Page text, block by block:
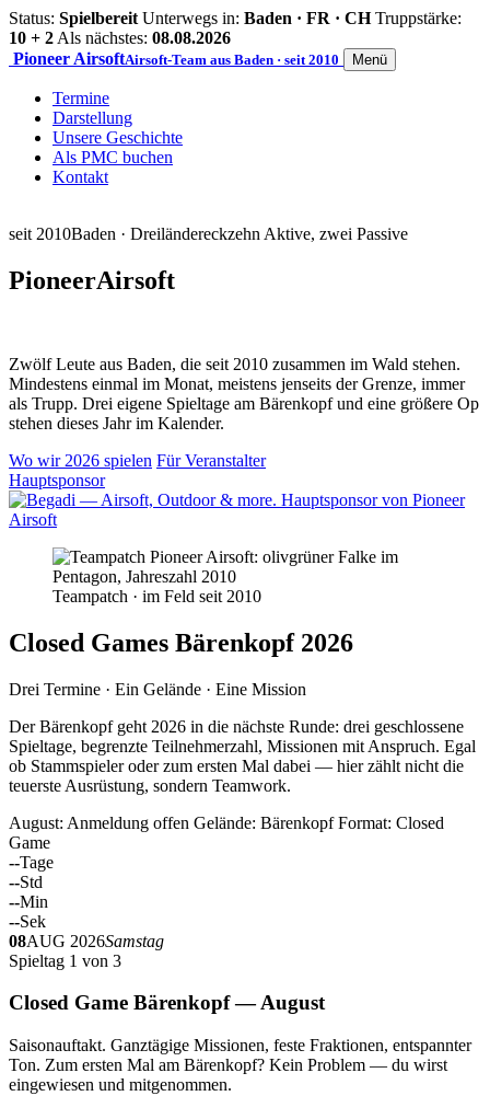
Status: Spielbereit Unterwegs in: Baden · FR · CH Truppstärke:
10 + 2 Als nächstes: 08.08.2026
Pioneer AirsoftAirsoft-Team aus Baden · seit 2010 Menü
Termine
Darstellung
Unsere Geschichte
Als PMC buchen
Kontakt
seit 2010Baden · Dreiländereckzehn Aktive, zwei Passive
PioneerAirsoft
Zwölf Leute aus Baden, die seit 2010 zusammen im Wald stehen.
Mindestens einmal im Monat, meistens jenseits der Grenze, immer
als Trupp. Drei eigene Spieltage am Bärenkopf und eine größere Op
stehen dieses Jahr im Kalender.
Wo wir 2026 spielen Für Veranstalter
Hauptsponsor
Teampatch · im Feld seit 2010
Closed Games Bärenkopf 2026
Drei Termine · Ein Gelände · Eine Mission
Der Bärenkopf geht 2026 in die nächste Runde: drei geschlossene
Spieltage, begrenzte Teilnehmerzahl, Missionen mit Anspruch. Egal
ob Stammspieler oder zum ersten Mal dabei — hier zählt nicht die
teuerste Ausrüstung, sondern Teamwork.
August: Anmeldung offen Gelände: Bärenkopf Format: Closed
Game
--Tage
--Std
--Min
--Sek
08AUG 2026Samstag
Spieltag 1 von 3
Closed Game Bärenkopf — August
Saisonauftakt. Ganztägige Missionen, feste Fraktionen, entspannter
Ton. Zum ersten Mal am Bärenkopf? Kein Problem — du wirst
eingewiesen und mitgenommen.